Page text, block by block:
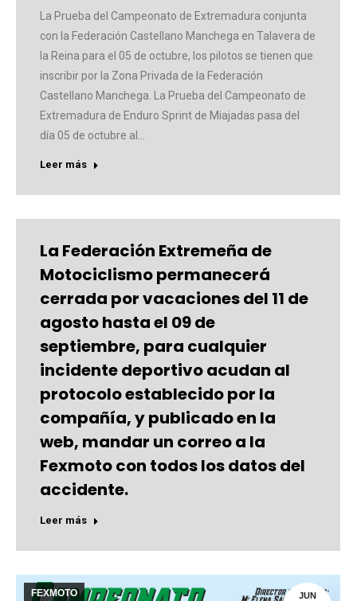
La Prueba del Campeonato de Extremadura conjunta
con la Federación Castellano Manchega en Talavera de
la Reina para el 05 de octubre, los pilotos se tienen que
inscribir por la Zona Privada de la Federación
Castellano Manchega. La Prueba del Campeonato de
Extremadura de Enduro Sprint de Miajadas pasa del
día 05 de octubre al…
Leer más
La Federación Extremeña de
Motociclismo permanecerá
cerrada por vacaciones del 11 de
agosto hasta el 09 de
septiembre, para cualquier
incidente deportivo acudan al
protocolo establecido por la
compañía, y publicado en la
web, mandar un correo a la
Fexmoto con todos los datos del
accidente.
Leer más
JUN
FEXMOTO